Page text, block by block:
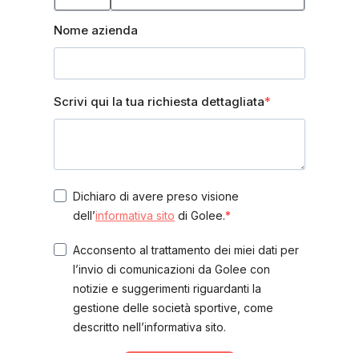
Nome azienda
Scrivi qui la tua richiesta dettagliata
Dichiaro di avere preso visione
dell’informativa sito di Golee.
Acconsento al trattamento dei miei dati per
l’invio di comunicazioni da Golee con
notizie e suggerimenti riguardanti la
gestione delle società sportive, come
descritto nell’informativa sito.